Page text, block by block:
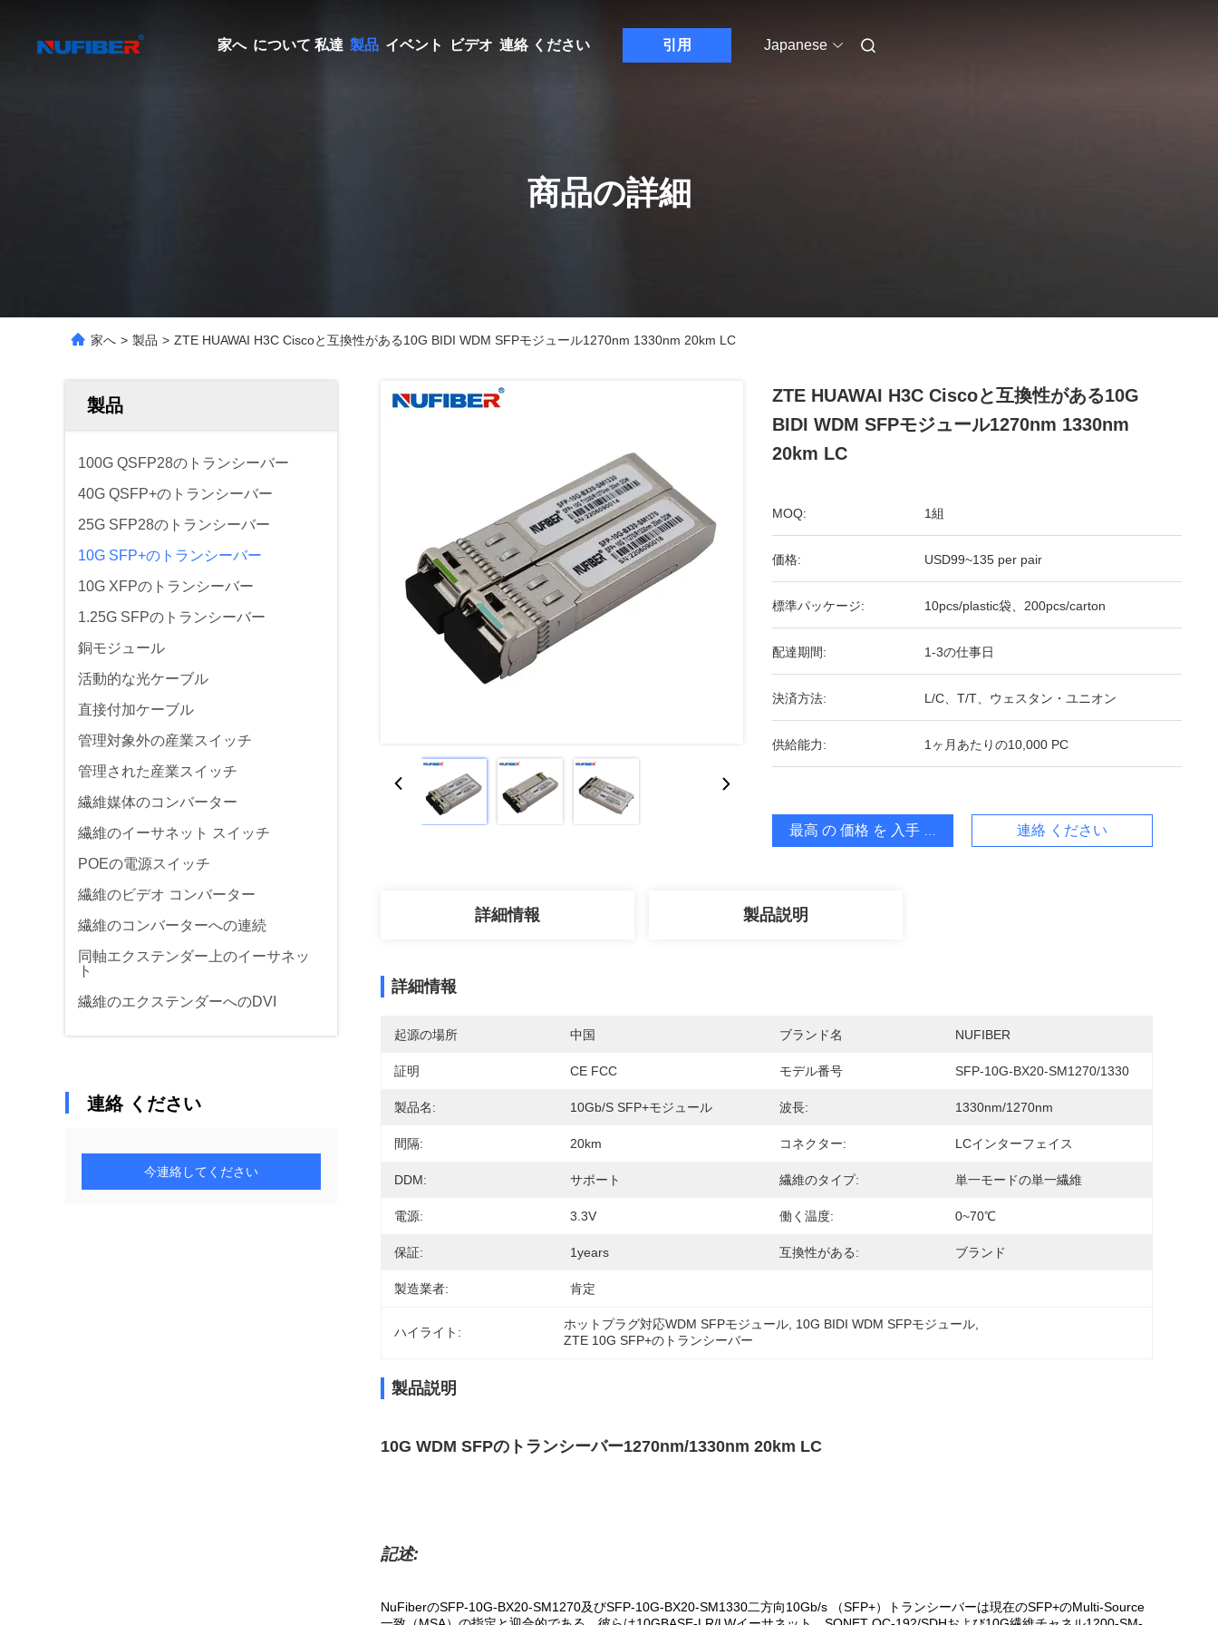
家へ について 私達 製品 イベント ビデオ 連絡 ください 引用 Japanese
商品の詳細
家へ > 製品 > ZTE HUAWAI H3C Ciscoと互換性がある10G BIDI WDM SFPモジュール1270nm 1330nm 20km LC
製品
100G QSFP28のトランシーバー
40G QSFP+のトランシーバー
25G SFP28のトランシーバー
10G SFP+のトランシーバー
10G XFPのトランシーバー
1.25G SFPのトランシーバー
銅モジュール
活動的な光ケーブル
直接付加ケーブル
管理対象外の産業スイッチ
管理された産業スイッチ
繊維媒体のコンバーター
繊維のイーサネット スイッチ
POEの電源スイッチ
繊維のビデオ コンバーター
繊維のコンバーターへの連続
同軸エクステンダー上のイーサネッ
ト
繊維のエクステンダーへのDVI
連絡 ください
今連絡してください
ZTE HUAWAI H3C Ciscoと互換性がある10G
BIDI WDM SFPモジュール1270nm 1330nm
20km LC
MOQ: 1組
価格: USD99~135 per pair
標準パッケージ: 10pcs/plastic袋、200pcs/carton
配達期間: 1-3の仕事日
決済方法: L/C、T/T、ウェスタン・ユニオン
供給能力: 1ヶ月あたりの10,000 PC
最高 の 価格 を 入手 する 連絡 ください
詳細情報 製品説明
詳細情報
起源の場所 中国 ブランド名 NUFIBER
証明 CE FCC モデル番号 SFP-10G-BX20-SM1270/1330
製品名: 10Gb/s SFP+モジュール 波長: 1330nm/1270nm
間隔: 20km コネクター: LCインターフェイス
DDM: サポート 繊維のタイプ: 単一モードの単一繊維
電源: 3.3V 働く温度: 0~70℃
保証: 1years 互換性がある: ブランド
製造業者: 肯定
ハイライト:
ホットプラグ対応WDM SFPモジュール 10G BIDI WDM SFPモジュール
ZTE 10G SFP+のトランシーバー
製品説明
10G WDM SFPのトランシーバー1270nm/1330nm 20km LC
記述:
NuFiberのSFP-10G-BX20-SM1270及びSFP-10G-BX20-SM1330二方向10Gb/s （SFP+）トランシーバーは現在のSFP+のMulti-Source